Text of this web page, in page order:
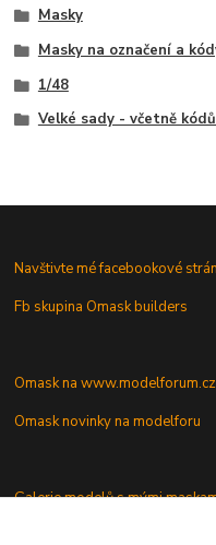
Masky
Masky na označení a
1/48
Velké sady - včetně
Navštivte mé facebookové
Fb skupina Omask builders
Omask na www.modelforum.cz
Omask novinky na modelforu
Galerie modelů s mými